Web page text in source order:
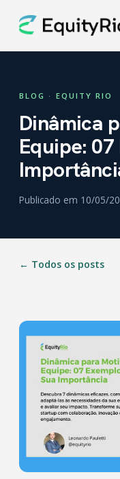
BLOG · EQUITY RIO
Dinâmica
Equipe:
Publicado em 10/05/
← Todos os posts